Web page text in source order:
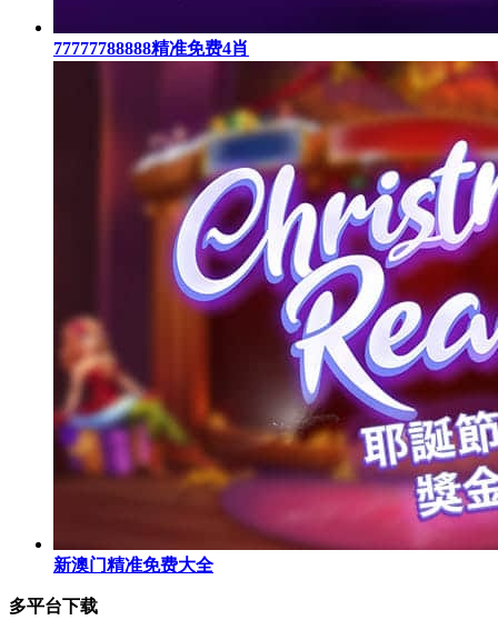
77777788888精准免费4肖
新澳门精准免费大全
多平台下载